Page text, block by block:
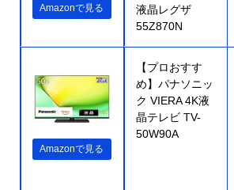
Amazonで見る
液晶レグザ
55Z870N
Amazonで見る
【プロおすす
め】パナソニッ
ク VIERA 4K液
晶テレビ TV-
50W90A